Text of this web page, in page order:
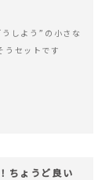
しよう”の小さな
うセットです
ちょうど良い